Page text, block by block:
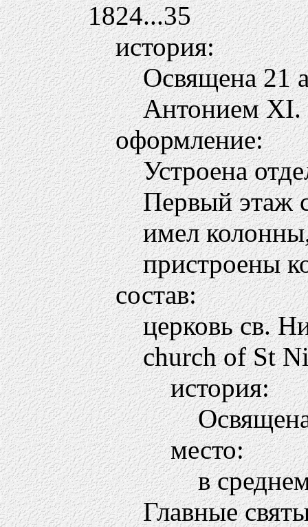
1824...35
история:
Освящена 21
Антонием XI.
оформление:
Устроена
Первый этаж
имел
пристроены
состав:
церковь св.
church of St
история:
место:
в
Главные